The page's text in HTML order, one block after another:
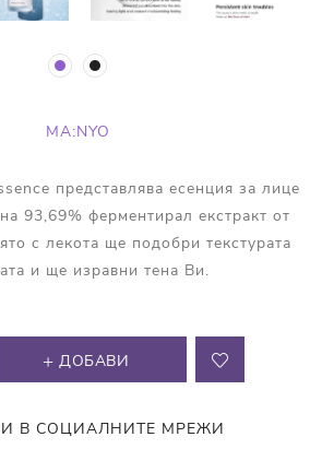
MA:NYO
представлява есенция за лице
93,69% ферментирал екстракт от
с лекота ще подобри текстурата
и ще изравни тена Ви.
ДОБАВИ
В СОЦИАЛНИТЕ МРЕЖИ